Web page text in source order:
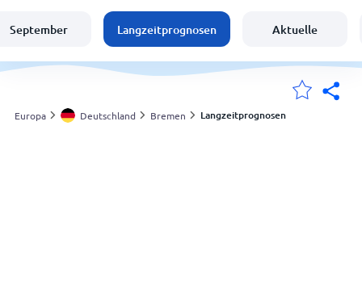
Schweiz
Österreich
September Langzeitprognosen Aktuelle
Europa Deutschland Bremen Langzeitprognosen